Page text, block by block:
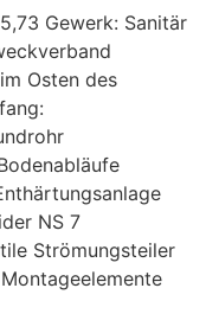
Gewerk: Sanitär
Osten des
NS 7
Strömungsteiler